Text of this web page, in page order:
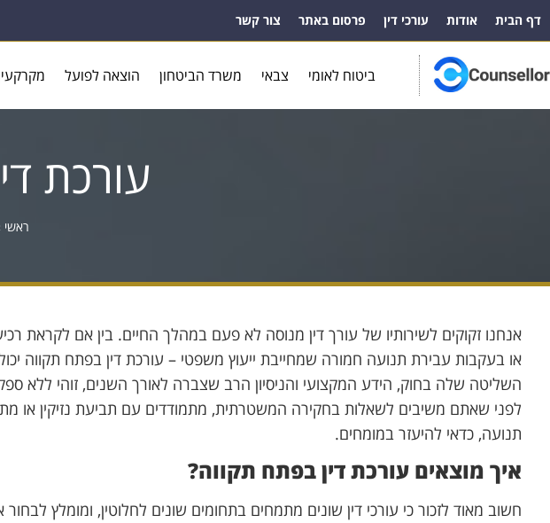
דף הבית אודות עורכי דין פרסום באתר צור קשר
ביטוח לאומי צבאי משרד הביטחון הוצאה לפועל
עורכת
ראשי
אנחנו זקוקים לשירותיו של עורך דין מנוסה לא פעם במהלך החיים. בין אם לקראת
או בעקבות עבירת תנועה חמורה שמחייבת ייעוץ משפטי – עורכת דין בפתח תקווה
השליטה שלה בחוק, הידע המקצועי והניסיון הרב שצברה לאורך השנים, זוהי ללא
לפני שאתם משיבים לשאלות בחקירה המשטרתית, מתמודדים עם תביעת נזיקין או
תנועה, כדאי להיעזר במומחים.
איך מוצאים עורכת דין בפתח תקווה?
חשוב מאוד לזכור כי עורכי דין שונים מתמחים בתחומים שונים לחלוטין, ומומלץ